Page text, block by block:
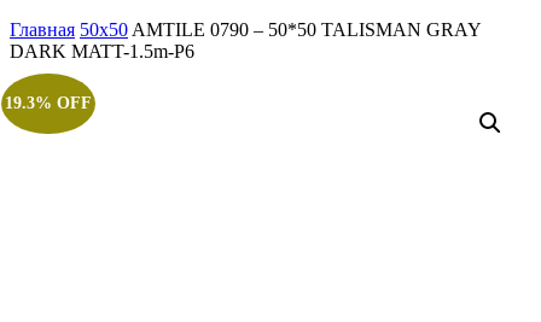
Главная 50x50 AMTILE 0790 – 50*50 TALISMAN GRAY
DARK MATT-1.5m-P6
19.3% OFF